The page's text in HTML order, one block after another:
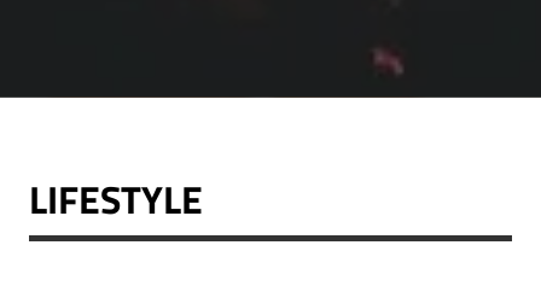
LIFESTYLE